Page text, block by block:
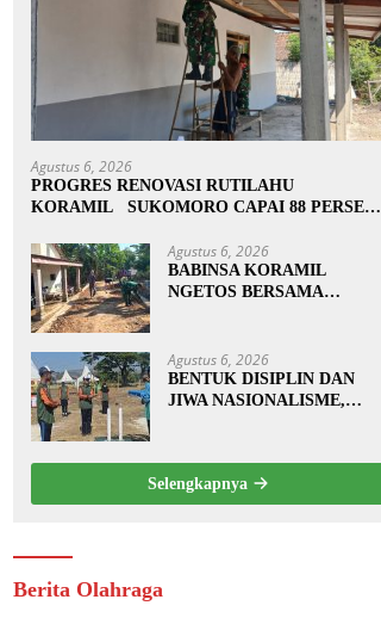
Agustus 6, 2026
PROGRES RENOVASI RUTILAHU
KORAMIL SUKOMORO CAPAI 88 PERSEN,
Agustus 6, 2026
BABINSA KORAMIL
NGETOS BERSAMA
LOKASI UNTUK
PENGECORAN
Agustus 6, 2026
BENTUK DISIPLIN DAN
JIWA NASIONALISME,
PASKIBRA
Selengkapnya
Berita Olahraga